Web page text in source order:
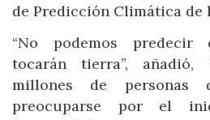
de Predicción Climática de
“No podemos predecir
tocarán tierra”, añadió,
millones de personas
preocuparse por el